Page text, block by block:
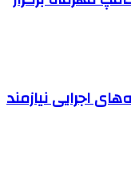
اجرایی نیازمند